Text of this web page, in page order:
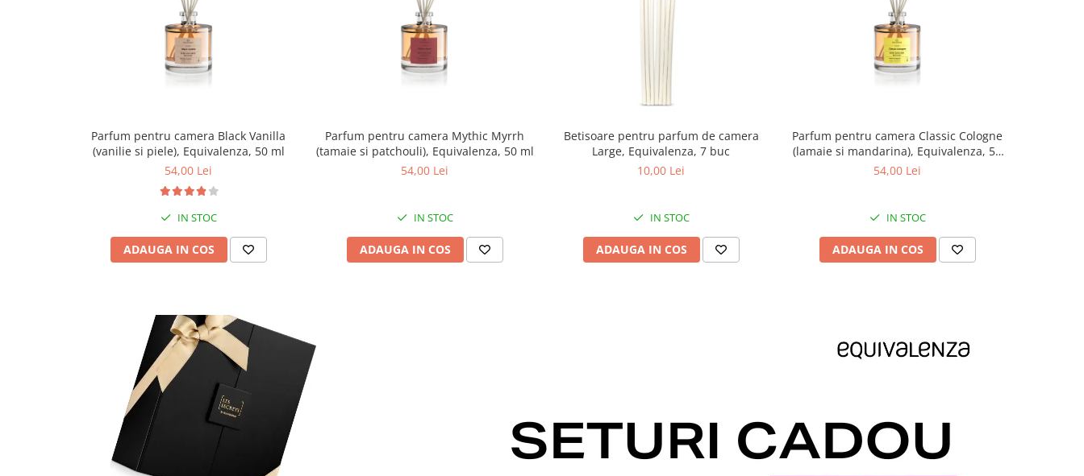
Parfum pentru camera Black Vanilla
(vanilie si piele), Equivalenza, 50 ml
54,00 Lei
IN STOC
ADAUGA IN COS
Parfum pentru camera Mythic Myrrh
(tamaie si patchouli), Equivalenza, 50 ml
54,00 Lei
IN STOC
ADAUGA IN COS
Betisoare pentru parfum de camera
Large, Equivalenza, 7 buc
10,00 Lei
IN STOC
ADAUGA IN COS
Parfum pentru camera Classic Cologne
(lamaie si mandarina), Equivalenza, 50
ml
54,00 Lei
IN STOC
ADAUGA IN COS